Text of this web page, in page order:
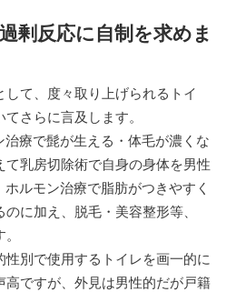
剰反応に自制を求めま
て、度々取り上げられるトイ
さらに言及します。
療で髭が生える・体毛が濃くな
て乳房切除術で自身の身体を男性
ルモン治療で脂肪がつきやすく
に加え、脱毛・美容整形等、
別で使用するトイレを画一的に
ですが、外見は男性的だが戸籍